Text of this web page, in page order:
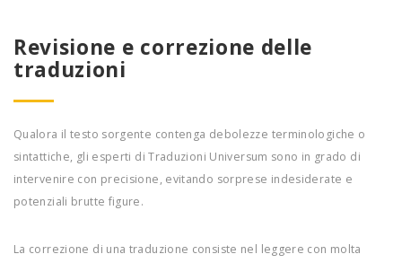
Revisione e correzione delle
traduzioni
Qualora il testo sorgente contenga debolezze terminologiche o
sintattiche, gli esperti di Traduzioni Universum sono in grado di
intervenire con precisione, evitando sorprese indesiderate e
potenziali brutte figure.
La correzione di una traduzione consiste nel leggere con molta